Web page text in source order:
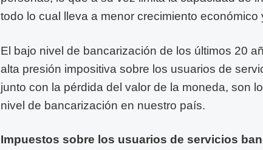
todo lo cual lleva a menor crecimiento económico
El bajo nivel de bancarización de los últimos 20
alta presión impositiva sobre los usuarios de
junto con la pérdida del valor de la moneda, son
nivel de bancarización en nuestro país.
Impuestos sobre los usuarios de servicios